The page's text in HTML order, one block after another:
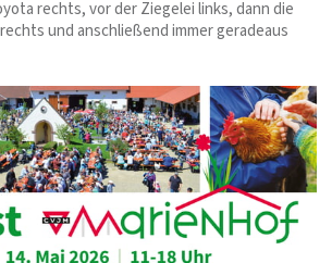
rechts, vor der Ziegelei links, dann die
und anschließend immer geradeaus